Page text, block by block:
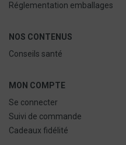
Réglementation emballages
NOS CONTENUS
Conseils santé
MON COMPTE
Se connecter
Suivi de commande
Cadeaux fidélité